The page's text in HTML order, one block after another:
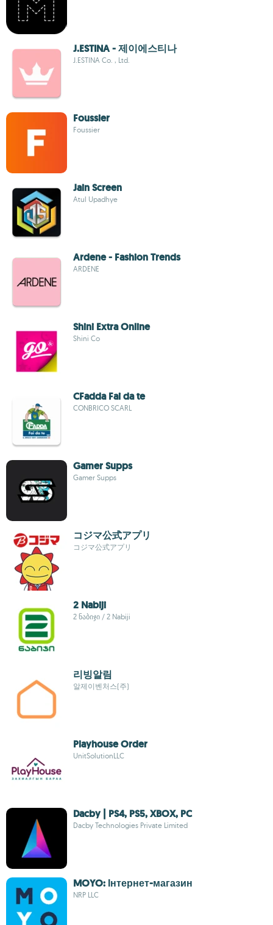
J.ESTINA - 제이에스티나
J.ESTINA Co. , Ltd.
Foussier
Foussier
Jain Screen
Atul Upadhye
Ardene - Fashion Trends
ARDENE
Shini Extra Online
Shini Co
CFadda Fai da te
CONBRICO SCARL
Gamer Supps
Gamer Supps
コジマ公式アプリ
コジマ公式アプリ
2 Nabiji
2 ნაბიჯი / 2 Nabiji
리빙알림
알제이벤처스(주)
Playhouse Order
UnitSolutionLLC
Dacby | PS4, PS5, XBOX, PC
Dacby Technologies Private Limited
MOYO: Інтернет-магазин
NRP LLC